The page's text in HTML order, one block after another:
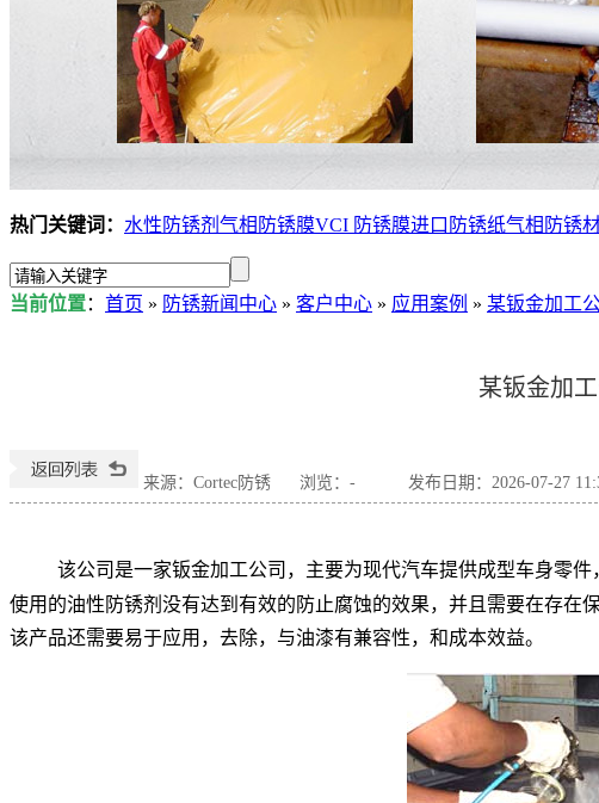
热门关键词： 水性防锈剂 气相防锈膜VCI 防锈膜进口防锈纸气相防锈
当前位置： 首页 » 防锈新闻中心 » 客户中心 » 应用案例 » 某钣金加工
某钣金加
来源：Cortec防锈 浏览： - 发布日期：2026-07-27
该公司是一家钣金加工公司，主要为现代汽车提供成型车身零
使用的油性防锈剂没有达到有效的防止腐蚀的效果，并且需要在存在
该产品还需要易于应用，去除，与油漆有兼容性，和成本效益。